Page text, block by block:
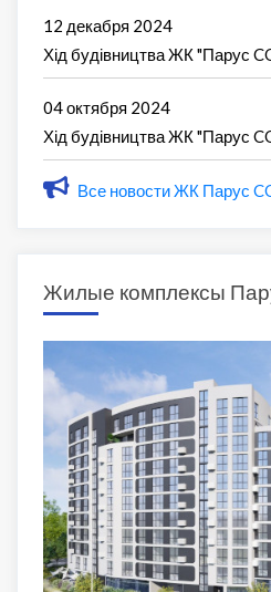
12 декабря 2024
Хід будівництва ЖК "Парус
04 октября 2024
Хід будівництва ЖК "Парус
Все новости ЖК Парус
Жилые комплексы